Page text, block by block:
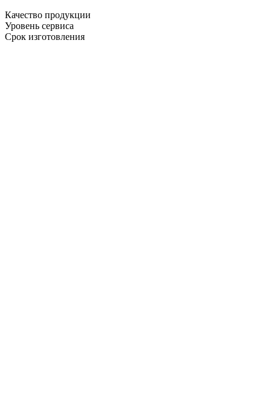
Качество продукции
Уровень сервиса
Срок изготовления